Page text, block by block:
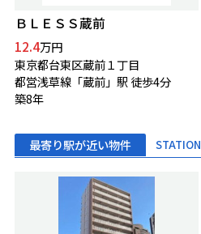
ＢＬＥＳＳ蔵前
12.4万円
東京都台東区蔵前１丁目
都営浅草線「蔵前」駅 徒歩4分
築8年
最寄り駅が近い物件 STATION